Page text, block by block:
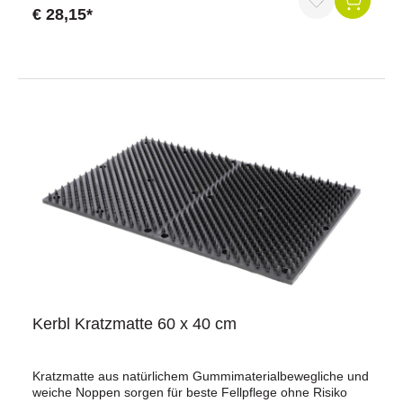
Durchschnittliche Bewertung von 5 von 5 Sternen
€ 28,15*
Kerbl Kratzmatte 60 x 40 cm
Kratzmatte aus natürlichem Gummimaterialbewegliche und
weiche Noppen sorgen für beste Fellpflege ohne Risiko